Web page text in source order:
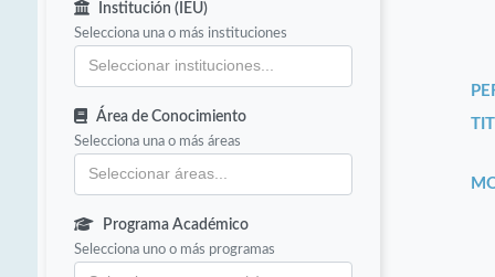
Institución (IEU)
Selecciona una o más instituciones
Área de Conocimiento
Selecciona una o más áreas
Programa Académico
Selecciona uno o más programas